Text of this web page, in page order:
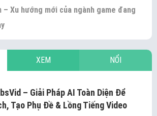
– Xu hướng mới của ngành game đang
XEM NỔI
– Giải Pháp AI Toàn Diện Để
Tạo Phụ Đề & Lồng Tiếng Video